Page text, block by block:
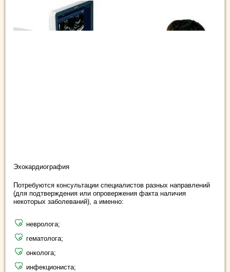
Эхокардиография
Потребуются консультации специалистов разных направлений
(для подтверждения или опровержения факта наличия
некоторых заболеваний), а именно:
невролога;
гематолога;
онколога;
инфекциониста;